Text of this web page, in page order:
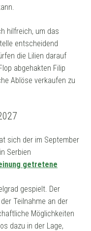
hilfreich, um das
entscheidend
die Lilien darauf
abgehakten Filip
Ablöse verkaufen zu
sich der im September
Serbien
getretene
gespielt. Der
Teilnahme an der
Möglichkeiten
dazu in der Lage,